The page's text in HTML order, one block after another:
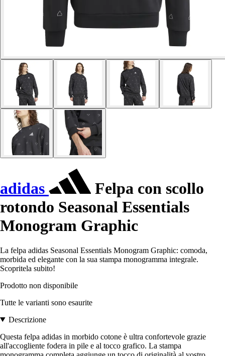
adidas
Felpa con scollo
rotondo Seasonal Essentials
Monogram Graphic
La felpa adidas Seasonal Essentials Monogram Graphic: comoda,
morbida ed elegante con la sua stampa monogramma integrale.
Scopritela subito!
Prodotto non disponibile
Tutte le varianti sono esaurite
Descrizione
Questa felpa adidas in morbido cotone è ultra confortevole grazie
all'accogliente fodera in pile e al tocco grafico. La stampa